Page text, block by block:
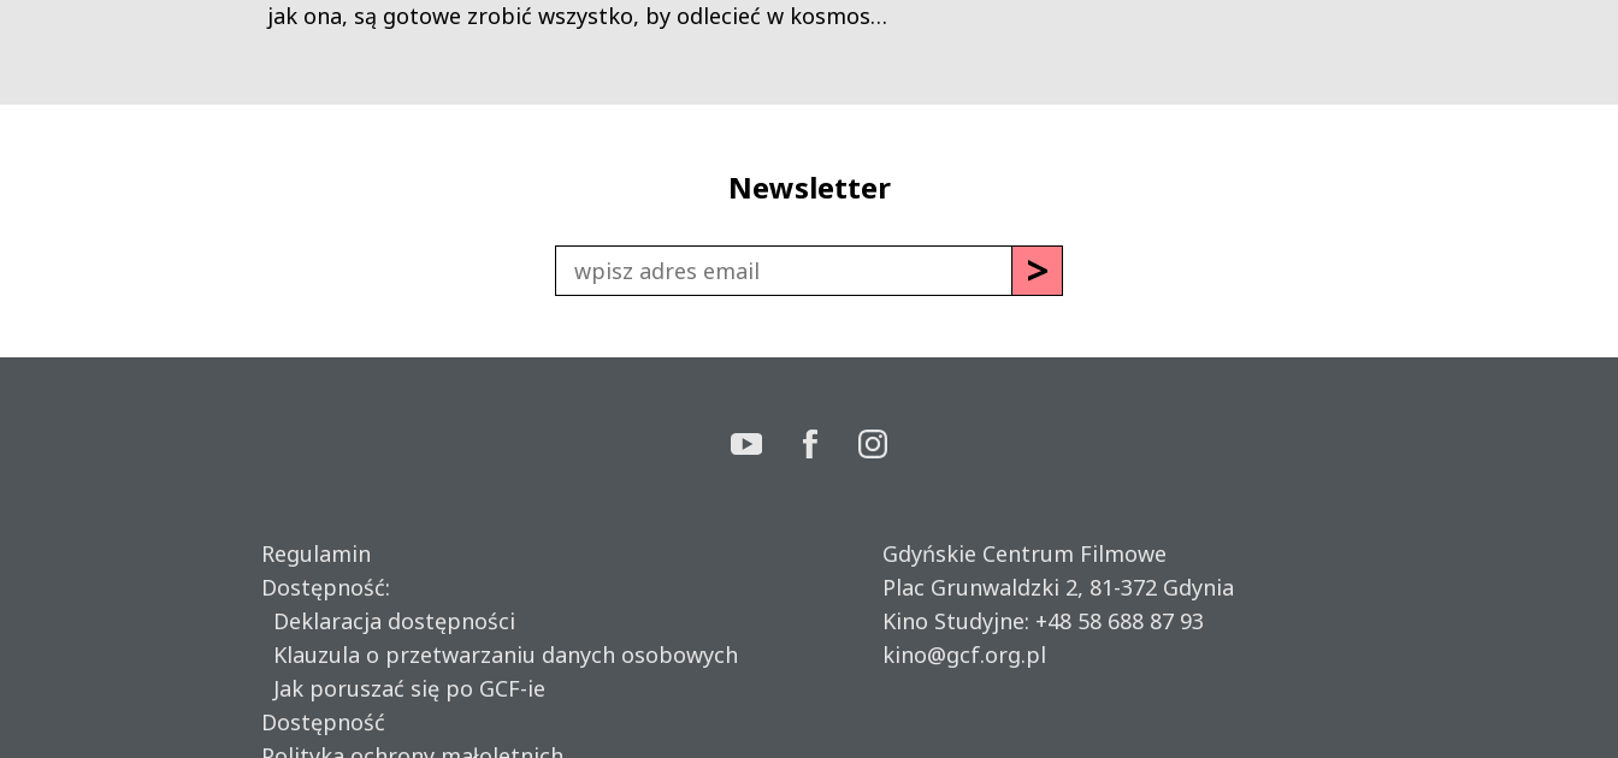
jak ona, są gotowe zrobić wszystko, by odlecieć w kosmos…
Newsletter
Regulamin
Dostępność:
Deklaracja dostępności
Klauzula o przetwarzaniu danych osobowych
Jak poruszać się po GCF-ie
Dostępność
Gdyńskie Centrum Filmowe
Plac Grunwaldzki 2, 81-372 Gdynia
Kino Studyjne: +48 58 688 87 93
kino@gcf.org.pl